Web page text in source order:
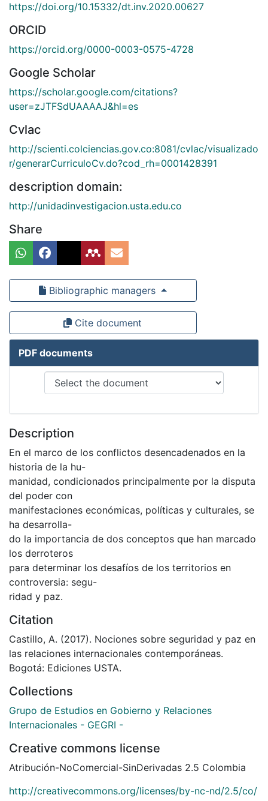
https://doi.org/10.15332/dt.inv.2020.00627
ORCID
https://orcid.org/0000-0003-0575-4728
Google Scholar
https://scholar.google.com/citations?
user=zJTFSdUAAAAJ&hl=es
Cvlac
http://scienti.colciencias.gov.co:8081/cvlac/visualizado
r/generarCurriculoCv.do?cod_rh=0001428391
description domain:
http://unidadinvestigacion.usta.edu.co
Share
Bibliographic managers
Cite document
PDF documents
Description
En el marco de los conflictos desencadenados en la
historia de la hu-
manidad, condicionados principalmente por la disputa
del poder con
manifestaciones económicas, políticas y culturales, se
ha desarrolla-
do la importancia de dos conceptos que han marcado
los derroteros
para determinar los desafíos de los territorios en
controversia: segu-
ridad y paz.
Citation
Castillo, A. (2017). Nociones sobre seguridad y paz en
las relaciones internacionales contemporáneas.
Bogotá: Ediciones USTA.
Collections
Grupo de Estudios en Gobierno y Relaciones
Internacionales - GEGRI -
Creative commons license
Atribución-NoComercial-SinDerivadas 2.5 Colombia
http://creativecommons.org/licenses/by-nc-nd/2.5/co/